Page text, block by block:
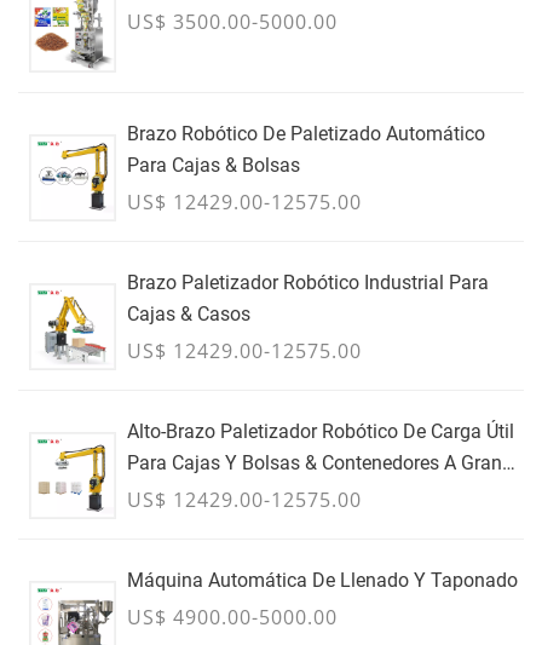
US$ 3500.00-5000.00
Brazo Robótico De Paletizado Automático
Para Cajas & Bolsas
US$ 12429.00-12575.00
Brazo Paletizador Robótico Industrial Para
Cajas & Casos
US$ 12429.00-12575.00
Alto-Brazo Paletizador Robótico De Carga Útil
Para Cajas Y Bolsas & Contenedores A Granel
- JULIO
US$ 12429.00-12575.00
Máquina Automática De Llenado Y Taponado
US$ 4900.00-5000.00